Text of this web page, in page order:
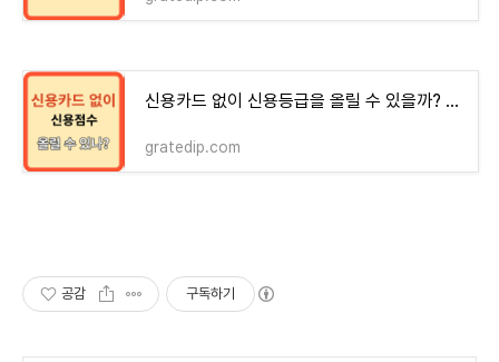
신용카드 없이 신용등급을 올릴 수 있을까? 체크카드는?
gratedip.com
공감 구독하기